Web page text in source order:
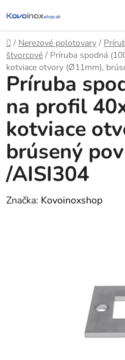
na
obsah
Domov
/ Nerezové polotovary /
štvorcové / Príruba spodná
kotviace otvory (Ø11mm),
Príruba
na profil
kotviace
brúsený
/AISI304
Značka: Kovoinoxshop